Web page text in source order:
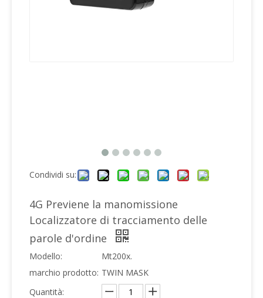
Condividi su:
4G Previene la manomissione
Localizzatore di tracciamento delle
parole d'ordine
Modello:
Mt200x.
marchio prodotto: TWIN MASK
Quantità: